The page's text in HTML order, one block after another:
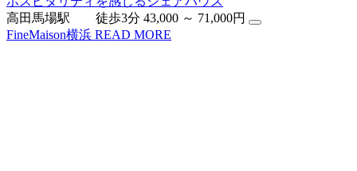
高田馬場駅 徒歩3分 43,000 ～ 71,000円
FineMaison横浜 READ MORE